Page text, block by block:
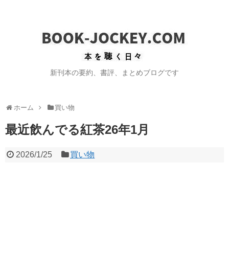
新刊本の要約、書評、まとめブログです
ホーム 買い物
最近飲んでる紅茶26年1月
2026/1/25 買い物